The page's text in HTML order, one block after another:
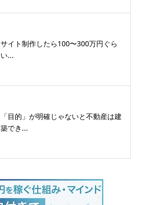
サイト制作したら100〜300万円ぐら
い...
「目的」が明確じゃないと不動産は建
築でき...